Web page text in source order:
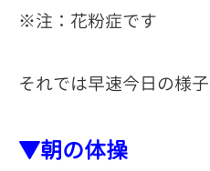
※注：花粉症です
それでは早速今日の様
▼朝の体操